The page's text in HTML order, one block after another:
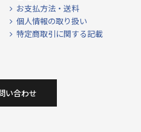
お支払方法・送料
個人情報の取り扱い
特定商取引に関する記載
い合わせ